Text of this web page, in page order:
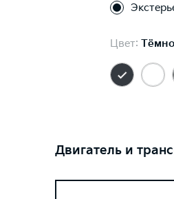
Цвет:
Двигатель и